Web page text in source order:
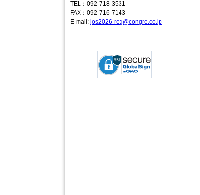
TEL：092-718-3531
FAX：092-716-7143
E-mail: jos2026-reg@congre.co.jp